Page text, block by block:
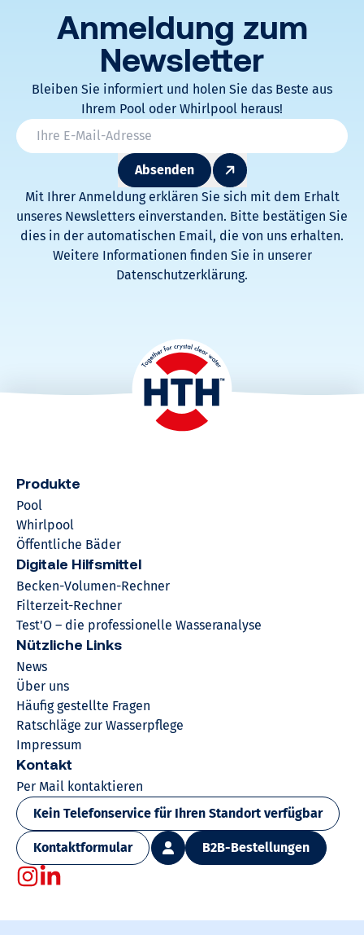
Anmeldung zum
Newsletter
Bleiben Sie informiert und holen Sie das Beste aus
Ihrem Pool oder Whirlpool heraus!
Email
Absenden
* Champs obligatoires
Mit Ihrer Anmeldung erklären Sie sich mit dem Erhalt
unseres Newsletters einverstanden. Bitte bestätigen Sie
dies in der automatischen Email, die von uns erhalten.
Weitere Informationen finden Sie in unserer
Datenschutzerklärung.
Produkte
Pool
Whirlpool
Öffentliche Bäder
Digitale Hilfsmittel
Becken-Volumen-Rechner
Filterzeit-Rechner
Test'O – die professionelle Wasseranalyse
Nützliche Links
News
Über uns
Häufig gestellte Fragen
Ratschläge zur Wasserpflege
Impressum
Kontakt
Per Mail kontaktieren
Kein Telefonservice für Ihren Standort verfügbar
Kontaktformular B2B-Bestellungen